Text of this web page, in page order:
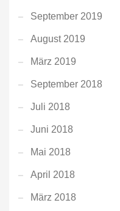
September 2019
August 2019
März 2019
September 2018
Juli 2018
Juni 2018
Mai 2018
April 2018
März 2018